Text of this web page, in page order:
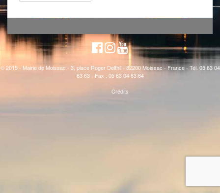
© 2015 - Mairie de Moissac - 3, place Roger Delthil - 82200 Moissac - France - Tél. 05 63 04
63 63 - Fax : 05 63 04 63 64
Crédits